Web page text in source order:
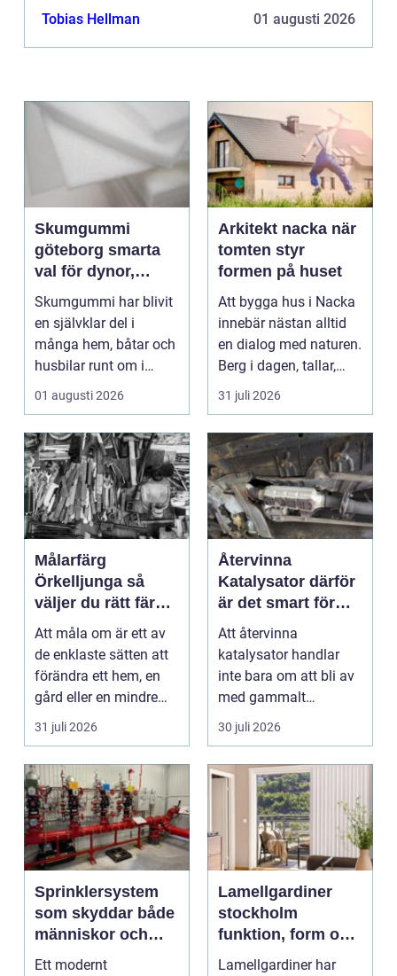
gjort dem ...
Tobias Hellman 01 augusti 2026
Skumgummi
göteborg smarta
val för dynor,
möbler och
speciallösningar
Skumgummi har blivit
en självklar del i
många hem, båtar och
husbilar runt om i
landet. I Göteborg ä...
01 augusti 2026
Arkitekt nacka när
tomten styr
formen på huset
Att bygga hus i Nacka
innebär nästan alltid
en dialog med naturen.
Berg i dagen, tallar,
nivåskillna...
31 juli 2026
Målarfärg
Örkelljunga så
väljer du rätt färg
till hem och gård
Att måla om är ett av
de enklaste sätten att
förändra ett hem, en
gård eller en mindre
verksamhet. E...
31 juli 2026
Återvinna
Katalysator därför
är det smart för
både ekonomi och
miljö
Att återvinna
katalysator handlar
inte bara om att bli av
med gammalt
material. I varje
katalysator ...
30 juli 2026
Sprinklersystem
som skyddar både
människor och
verksamhet
Ett modernt
Lamellgardiner
stockholm
funktion, form och
smart solskydd
Lamellgardiner har